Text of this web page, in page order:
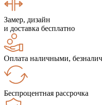
Замер, дизайн
и доставка бесплатно
Оплата наличными,
Беспроцентная рассрочка